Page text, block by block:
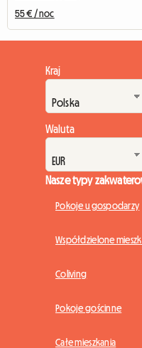
55 € / noc
Kraj
Waluta
Nasze typy
Pokoje u gospodarzy
Współdzielone
Coliving
Pokoje gościnne
Całe mieszkania